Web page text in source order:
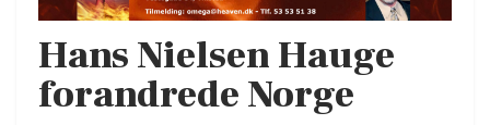
Hans Nielsen Hauge
forandrede Norge